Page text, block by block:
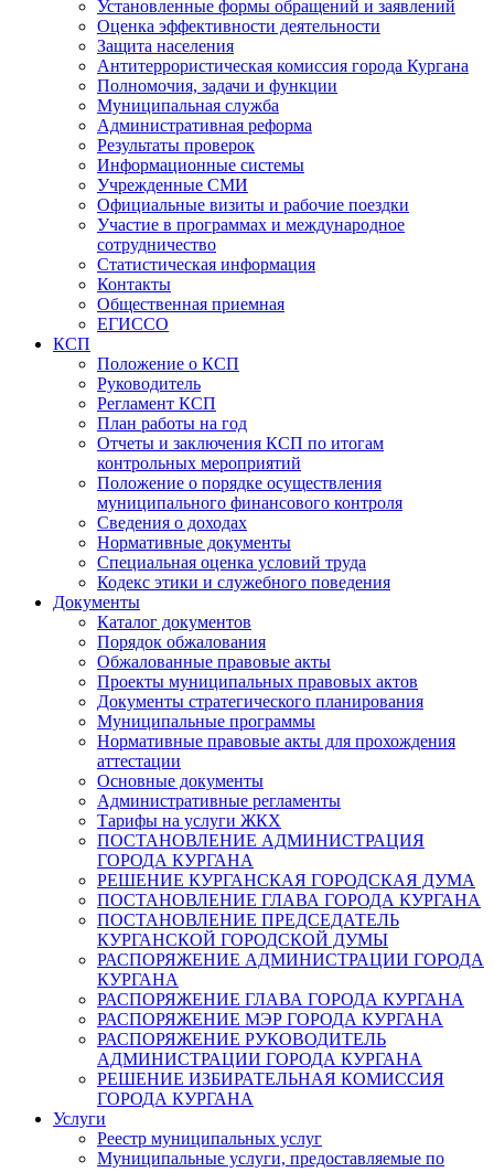
Установленные формы обращений и заявлений
Оценка эффективности деятельности
Защита населения
Антитеррористическая комиссия города Кургана
Полномочия, задачи и функции
Муниципальная служба
Административная реформа
Результаты проверок
Информационные системы
Учрежденные СМИ
Официальные визиты и рабочие поездки
Участие в программах и международное
сотрудничество
Статистическая информация
Контакты
Общественная приемная
ЕГИССО
КСП
Положение о КСП
Руководитель
Регламент КСП
План работы на год
Отчеты и заключения КСП по итогам
контрольных мероприятий
Положение о порядке осуществления
муниципального финансового контроля
Сведения о доходах
Нормативные документы
Специальная оценка условий труда
Кодекс этики и служебного поведения
Документы
Каталог документов
Порядок обжалования
Обжалованные правовые акты
Проекты муниципальных правовых актов
Документы стратегического планирования
Муниципальные программы
Нормативные правовые акты для прохождения
аттестации
Основные документы
Административные регламенты
Тарифы на услуги ЖКХ
ПОСТАНОВЛЕНИЕ АДМИНИСТРАЦИЯ
ГОРОДА КУРГАНА
РЕШЕНИЕ КУРГАНСКАЯ ГОРОДСКАЯ ДУМА
ПОСТАНОВЛЕНИЕ ГЛАВА ГОРОДА КУРГАНА
ПОСТАНОВЛЕНИЕ ПРЕДСЕДАТЕЛЬ
КУРГАНСКОЙ ГОРОДСКОЙ ДУМЫ
РАСПОРЯЖЕНИЕ АДМИНИСТРАЦИИ ГОРОДА
КУРГАНА
РАСПОРЯЖЕНИЕ ГЛАВА ГОРОДА КУРГАНА
РАСПОРЯЖЕНИЕ МЭР ГОРОДА КУРГАНА
РАСПОРЯЖЕНИЕ РУКОВОДИТЕЛЬ
АДМИНИСТРАЦИИ ГОРОДА КУРГАНА
РЕШЕНИЕ ИЗБИРАТЕЛЬНАЯ КОМИССИЯ
ГОРОДА КУРГАНА
Услуги
Реестр муниципальных услуг
Муниципальные услуги, предоставляемые по